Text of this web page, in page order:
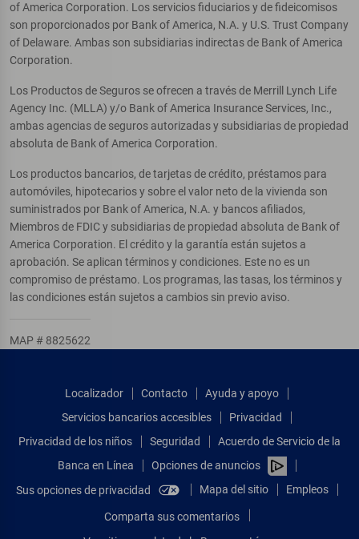
of America Corporation. Los servicios fiduciarios y de fideicomisos
son proporcionados por Bank of America, N.A. y U.S. Trust Company
of Delaware. Ambas son subsidiarias indirectas de Bank of America
Corporation.
Los Productos de Seguros se ofrecen a través de Merrill Lynch Life
Agency Inc. (MLLA) y/o Bank of America Insurance Services, Inc.,
ambas agencias de seguros autorizadas y subsidiarias de propiedad
absoluta de Bank of America Corporation.
Los productos bancarios, de tarjetas de crédito, préstamos para
automóviles, hipotecarios y sobre el valor neto de la vivienda son
suministrados por Bank of America, N.A. y bancos afiliados,
Miembros de FDIC y subsidiarias de propiedad absoluta de Bank of
America Corporation. El crédito y la garantía están sujetos a
aprobación. Se aplican términos y condiciones. Este no es un
compromiso de préstamo. Los programas, las tasas, los términos y
las condiciones están sujetos a cambios sin previo aviso.
MAP # 8825622
Localizador Contacto
Ayuda y apoyo
Servicios bancarios accesibles
Privacidad
Privacidad de los niños
Seguridad
Acuerdo de Servicio de la
Banca en Línea
Opciones de anuncios
Sus opciones de privacidad
Mapa del sitio Empleos
Comparta sus comentarios